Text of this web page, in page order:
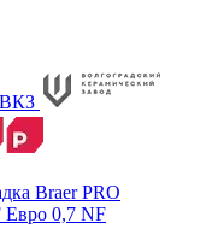
ВКЗ
Braer PRO
Евро 0,7 NF